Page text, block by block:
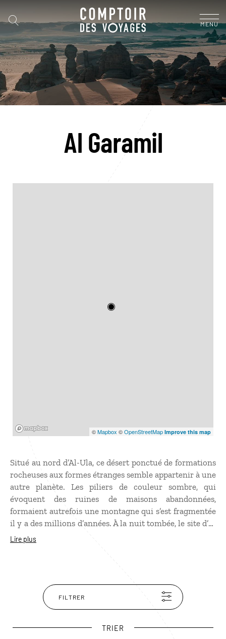
MENU
Al Garamil
©Mapbox ©OpenStreetMap Improve this map
Situé au nord d’Al-Ula, ce désert ponctué de formations
rocheuses aux formes étranges semble appartenir à une
autre planète. Les piliers de couleur sombre, qui
évoquent des ruines de maisons abandonnées,
formaient autrefois une montagne qui s’est fragmentée
il y a des millions d’années. À la nuit tombée, le site d’Al
Garamil, réputé pour son absence de pollution visuelle
Lire plus
FILTRER
TRIER